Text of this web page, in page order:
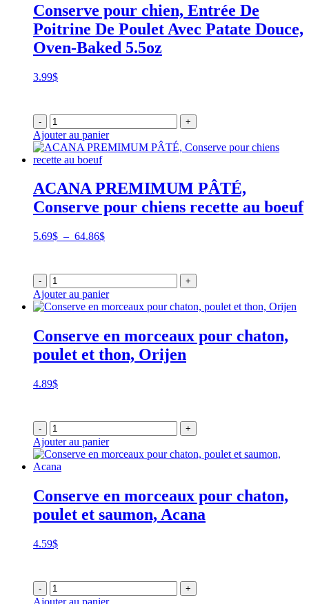
Conserve pour chien, Entrée De
Poitrine De Poulet Avec Patate Douce,
Oven-Baked 5.5oz
3.99$
- +
Ajouter au panier
ACANA PREMIMUM PÂTÉ,
Conserve pour chiens recette au boeuf
5.69$ – 64.86$Plage
5.69$
à
64.86$
- +
Ajouter au panier
Conserve en morceaux pour chaton,
poulet et thon, Orijen
4.89$
- +
Ajouter au panier
Conserve en morceaux pour chaton,
poulet et saumon, Acana
4.59$
- +
Ajouter au panier